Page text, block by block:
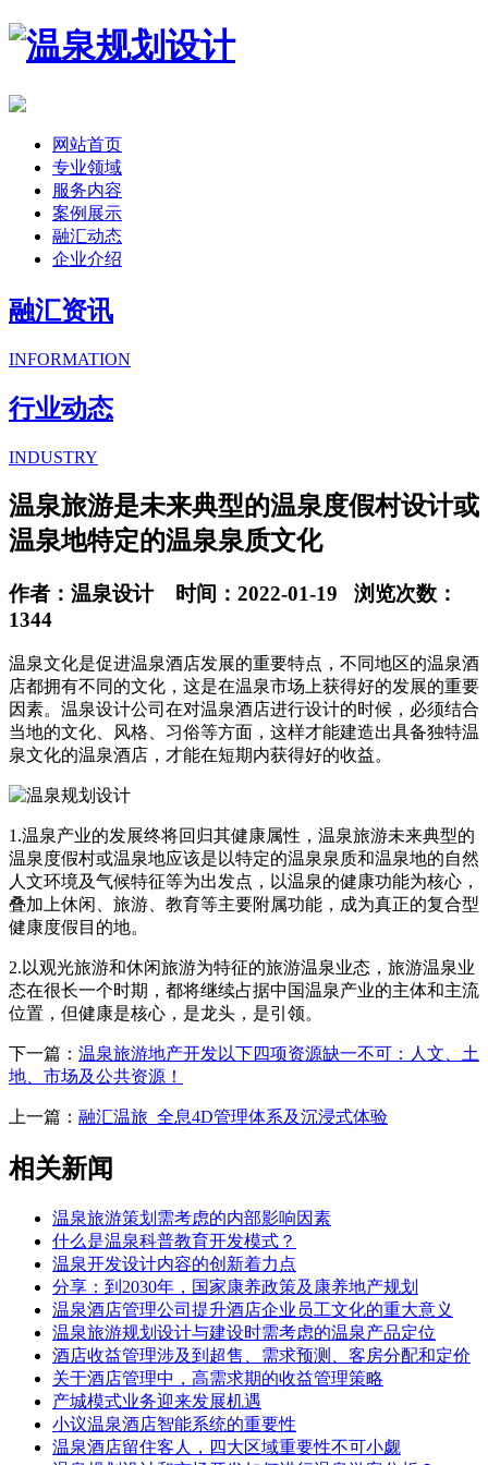
网站首页
专业领域
服务内容
案例展示
融汇动态
企业介绍
融汇资讯
INFORMATION
行业动态
INDUSTRY
温泉旅游是未来典型的温泉度假村设计或
温泉地特定的温泉泉质文化
作者：温泉设计 时间：2022-01-19 浏览次数：
1344
温泉文化是促进温泉酒店发展的重要特点，不同地区的温泉酒
店都拥有不同的文化，这是在温泉市场上获得好的发展的重要
因素。温泉设计公司在对温泉酒店进行设计的时候，必须结合
当地的文化、风格、习俗等方面，这样才能建造出具备独特温
泉文化的温泉酒店，才能在短期内获得好的收益。
1.温泉产业的发展终将回归其健康属性，温泉旅游未来典型的
温泉度假村或温泉地应该是以特定的温泉泉质和温泉地的自然
人文环境及气候特征等为出发点，以温泉的健康功能为核心，
叠加上休闲、旅游、教育等主要附属功能，成为真正的复合型
健康度假目的地。
2.以观光旅游和休闲旅游为特征的旅游温泉业态，旅游温泉业
态在很长一个时期，都将继续占据中国温泉产业的主体和主流
位置，但健康是核心，是龙头，是引领。
下一篇： 温泉旅游地产开发以下四项资源缺一不可：人文、土
地、市场及公共资源！
上一篇： 融汇温旅_全息4D管理体系及沉浸式体验
相关新闻
温泉旅游策划需考虑的内部影响因素
什么是温泉科普教育开发模式？
温泉开发设计内容的创新着力点
分享：到2030年，国家康养政策及康养地产规划
温泉酒店管理公司提升酒店企业员工文化的重大意义
温泉旅游规划设计与建设时需考虑的温泉产品定位
酒店收益管理涉及到超售、需求预测、客房分配和定价
关于酒店管理中，高需求期的收益管理策略
产城模式业务迎来发展机遇
小议温泉酒店智能系统的重要性
温泉酒店留住客人，四大区域重要性不可小觑